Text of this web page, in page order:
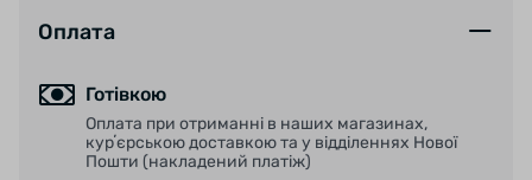
Оплата
Готівкою
Оплата при отриманні в наших магазинах,
курʼєрською доставкою та у відділеннях Нової
Пошти (накладений платіж)